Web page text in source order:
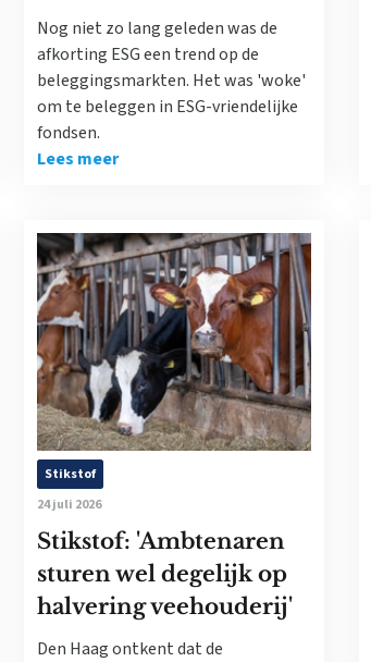
Nog niet zo lang geleden was de
afkorting ESG een trend op de
beleggingsmarkten. Het was 'woke'
om te beleggen in ESG-vriendelijke
fondsen.
Lees meer
Stikstof
24 juli 2026
Stikstof: 'Ambtenaren
sturen wel degelijk op
halvering veehouderij'
Den Haag ontkent dat de